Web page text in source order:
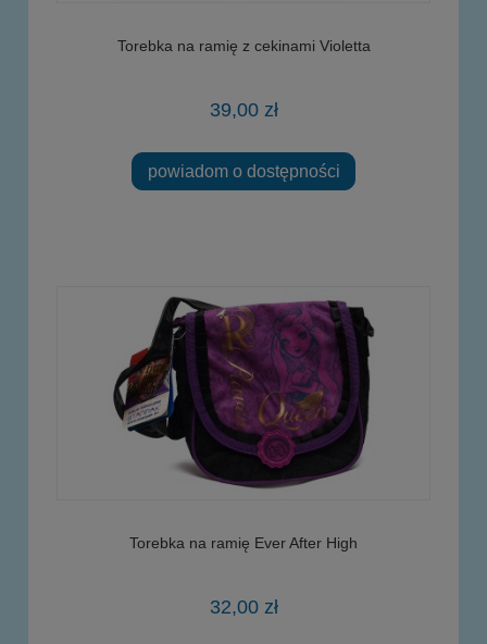
Torebka na ramię z cekinami Violetta
39,00 zł
powiadom o dostępności
Torebka na ramię Ever After High
32,00 zł